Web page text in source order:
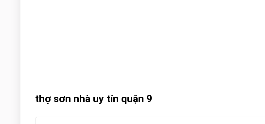
thợ sơn nhà uy tín quận 9